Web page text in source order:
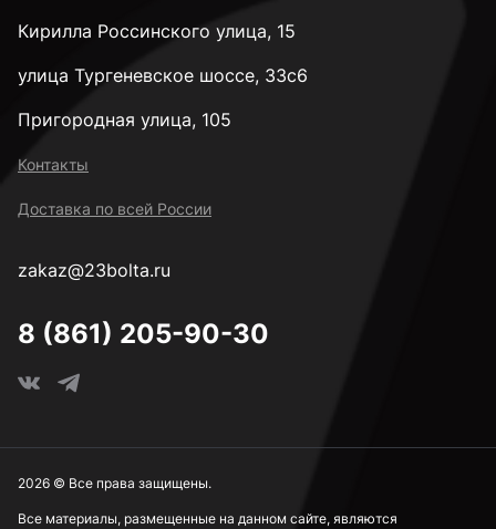
Кирилла Россинского улица, 15
улица Тургеневское шоссе, 33с6
Пригородная улица, 105
Контакты
Доставка по всей России
zakaz@23bolta.ru
8 (861) 205-90-30
Все материалы, размещенные на данном сайте, являются
2026 © Все права защищены.